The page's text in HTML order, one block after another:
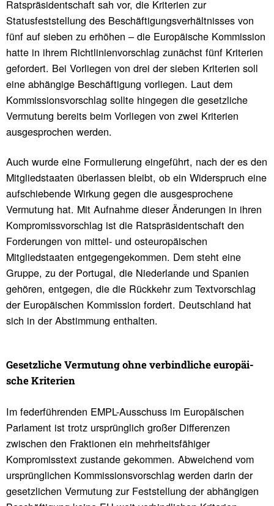
Ratspräsidentschaft sah vor, die Kriterien zur
Statusfeststellung des Beschäftigungsverhältnisses von
fünf auf sieben zu erhöhen – die Europäische Kommission
hatte in ihrem Richtlinienvorschlag zunächst fünf Kriterien
gefordert. Bei Vorliegen von drei der sieben Kriterien soll
eine abhängige Beschäftigung vorliegen. Laut dem
Kommissionsvorschlag sollte hingegen die gesetzliche
Vermutung bereits beim Vorliegen von zwei Kriterien
ausgesprochen werden.
Auch wurde eine Formulierung eingeführt, nach der es den
Mitgliedstaaten überlassen bleibt, ob ein Widerspruch eine
aufschiebende Wirkung gegen die ausgesprochene
Vermutung hat. Mit Aufnahme dieser Änderungen in ihren
Kompromissvorschlag ist die Ratspräsidentschaft den
Forderungen von mittel- und osteuropäischen
Mitgliedstaaten entgegengekommen. Dem steht eine
Gruppe, zu der Portugal, die Niederlande und Spanien
gehören, entgegen, die die Rückkehr zum Textvorschlag
der Europäischen Kommission fordert. Deutschland hat
sich in der Abstimmung enthalten.
Gesetz­liche Vermu­tung ohne verbind­liche euro­päi­
sche Krite­rien
Im federführenden EMPL-Ausschuss im Europäischen
Parlament ist trotz ursprünglich großer Differenzen
zwischen den Fraktionen ein mehrheitsfähiger
Kompromisstext zustande gekommen. Abweichend vom
ursprünglichen Kommissionsvorschlag werden darin der
gesetzlichen Vermutung zur Feststellung der abhängigen